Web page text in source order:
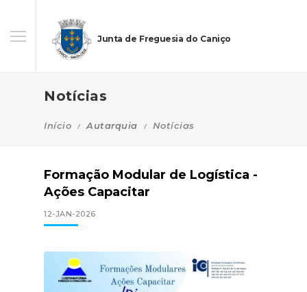
Junta de Freguesia do Caniço
Notícias
Início Autarquia Notícias
Formação Modular de Logística -
Ações Capacitar
12-JAN-2026